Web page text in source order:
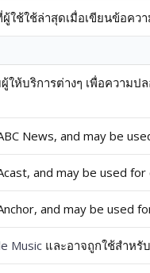
ใช้ใช้ล่าสุดเมื่อเขียนข้อคว
ห้บริการต่างๆ เพื่อความป
News, and may be
and may be used
and may be used
Music และอาจถูกใช้สำหรั